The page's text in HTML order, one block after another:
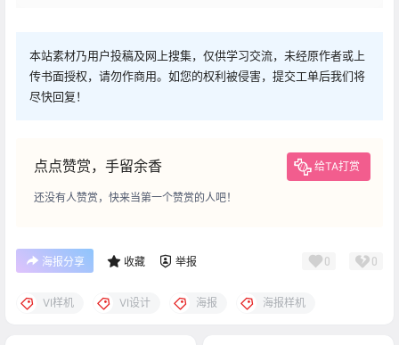
本站素材乃用户投稿及网上搜集，仅供学习交流，未经原作者或上
传书面授权，请勿作商用。如您的权利被侵害，提交工单后我们将
尽快回复！
点点赞赏，手留余香 给TA打赏
还没有人赞赏，快来当第一个赞赏的人吧！
海报分享 收藏 举报 0 0
VI样机 VI设计 海报 海报样机